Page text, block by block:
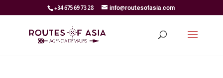
+34 675 69 73 28 info@routesofasia.com